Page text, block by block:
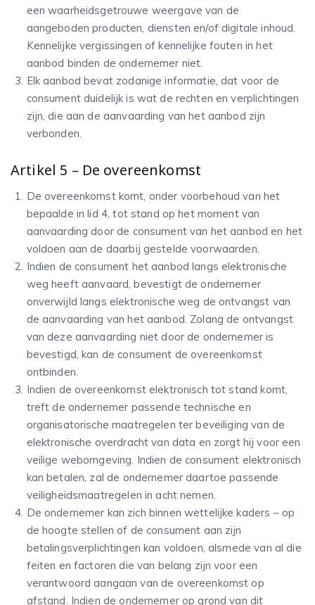
een waarheidsgetrouwe weergave van de
aangeboden producten, diensten en/of digitale inhoud.
Kennelijke vergissingen of kennelijke fouten in het
aanbod binden de ondernemer niet.
Elk aanbod bevat zodanige informatie, dat voor de
consument duidelijk is wat de rechten en verplichtingen
zijn, die aan de aanvaarding van het aanbod zijn
verbonden.
Artikel 5 – De overeenkomst
De overeenkomst komt, onder voorbehoud van het
bepaalde in lid 4, tot stand op het moment van
aanvaarding door de consument van het aanbod en het
voldoen aan de daarbij gestelde voorwaarden.
Indien de consument het aanbod langs elektronische
weg heeft aanvaard, bevestigt de ondernemer
onverwijld langs elektronische weg de ontvangst van
de aanvaarding van het aanbod. Zolang de ontvangst
van deze aanvaarding niet door de ondernemer is
bevestigd, kan de consument de overeenkomst
ontbinden.
Indien de overeenkomst elektronisch tot stand komt,
treft de ondernemer passende technische en
organisatorische maatregelen ter beveiliging van de
elektronische overdracht van data en zorgt hij voor een
veilige webomgeving. Indien de consument elektronisch
kan betalen, zal de ondernemer daartoe passende
veiligheidsmaatregelen in acht nemen.
De ondernemer kan zich binnen wettelijke kaders – op
de hoogte stellen of de consument aan zijn
betalingsverplichtingen kan voldoen, alsmede van al die
feiten en factoren die van belang zijn voor een
verantwoord aangaan van de overeenkomst op
afstand. Indien de ondernemer op grond van dit